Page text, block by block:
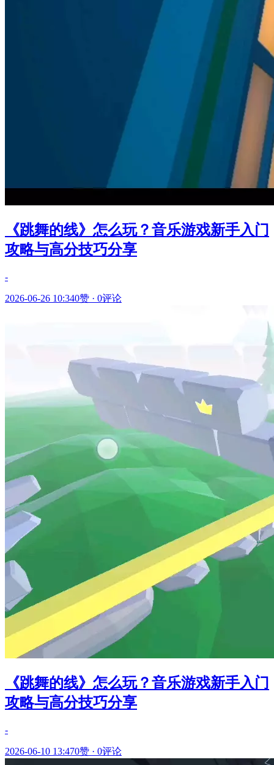
《跳舞的线》怎么玩？音乐游戏新手入门
攻略与高分技巧分享
-
2026-06-26 10:340赞 · 0评论
《跳舞的线》怎么玩？音乐游戏新手入门
攻略与高分技巧分享
-
2026-06-10 13:470赞 · 0评论